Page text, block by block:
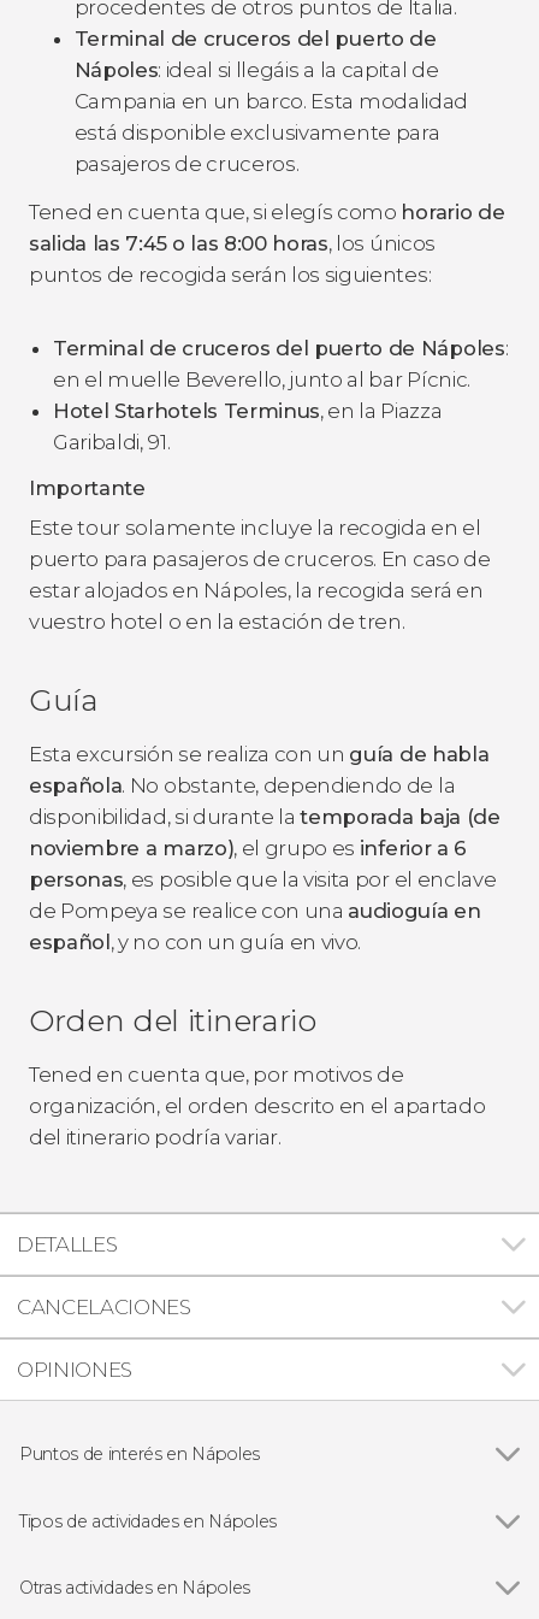
procedentes de otros puntos de Italia.
Terminal de cruceros del puerto de
Nápoles: ideal si llegáis a la capital de
Campania en un barco. Esta modalidad
está disponible exclusivamente para
pasajeros de cruceros.
Tened en cuenta que, si elegís como horario de
salida las 7:45 o las 8:00 horas, los únicos
puntos de recogida serán los siguientes:
Terminal de cruceros del puerto de Nápoles:
en el muelle Beverello, junto al bar Pícnic.
Hotel Starhotels Terminus, en la Piazza
Garibaldi, 91.
Importante
Este tour solamente incluye la recogida en el
puerto para pasajeros de cruceros. En caso de
estar alojados en Nápoles, la recogida será en
vuestro hotel o en la estación de tren.
Guía
Esta excursión se realiza con un guía de habla
española. No obstante, dependiendo de la
disponibilidad, si durante latemporada baja (de
noviembre a marzo), el grupo es inferior a 6
personas, es posible que la visita por el enclave
de Pompeya se realice con una audioguía en
español, y no con un guía en vivo.
Orden del itinerario
Tened en cuenta que, por motivos de
organización, el orden descrito en el apartado
del itinerario podría variar.
DETALLES
CANCELACIONES
OPINIONES
Puntos de interés en Nápoles
Parque arqueológico de Herculano
Monte Vesubio
Tipos de actividades en Nápoles
Free Tour
Otras actividades en Nápoles